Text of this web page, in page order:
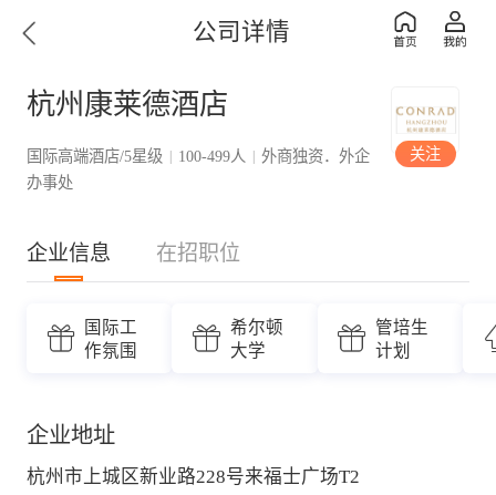
公司详情
杭州康莱德酒店
国际高端酒店/5星级 | 100-499人 | 外商独资．外企
办事处
关注
企业信息 在招职位
国际工
作氛围
希尔顿
大学
管培生
计划
企业地址
杭州市上城区新业路228号来福士广场T2